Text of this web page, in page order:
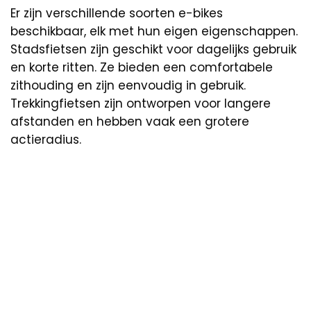
Er zijn verschillende soorten e-bikes
beschikbaar, elk met hun eigen eigenschappen.
Stadsfietsen zijn geschikt voor dagelijks gebruik
en korte ritten. Ze bieden een comfortabele
zithouding en zijn eenvoudig in gebruik.
Trekkingfietsen zijn ontworpen voor langere
afstanden en hebben vaak een grotere
actieradius.